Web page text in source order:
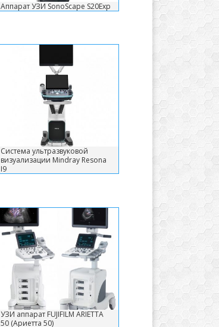
Аппарат УЗИ SonoScape S20Exp
Система ультразвуковой
визуализации Mindray Resona
I9
УЗИ аппарат FUJIFILM ARIETTA
50 (Ариетта 50)